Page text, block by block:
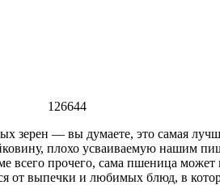
126644
зерен — вы думаете, это самая
плохо усваиваемую нашим
всего прочего, сама пшеница
от выпечки и любимых блюд, в